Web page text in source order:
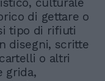
culturale
di gettare o
tipo di rifiuti
disegni, scritte
o altri
grida,